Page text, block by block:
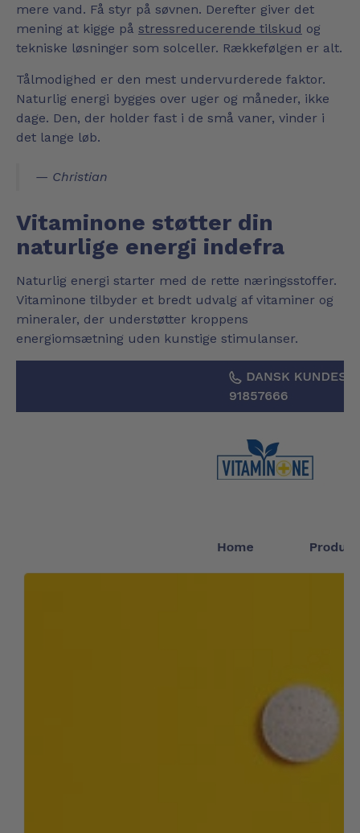
mere vand. Få styr på søvnen. Derefter giver det
mening at kigge på stressreducerende tilskud og
tekniske løsninger som solceller. Rækkefølgen er alt.
Tålmodighed er den mest undervurderede faktor.
Naturlig energi bygges over uger og måneder, ikke
dage. Den, der holder fast i de små vaner, vinder i
det lange løb.
— Christian
Vitaminone støtter din
naturlige energi indefra
Naturlig energi starter med de rette næringsstoffer.
Vitaminone tilbyder et bredt udvalg af vitaminer og
mineraler, der understøtter kroppens
energiomsætning uden kunstige stimulanser.